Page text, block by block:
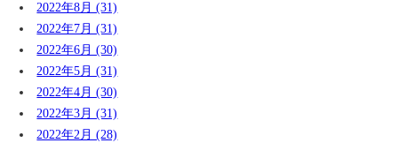
2022年8月 (31)
2022年7月 (31)
2022年6月 (30)
2022年5月 (31)
2022年4月 (30)
2022年3月 (31)
2022年2月 (28)